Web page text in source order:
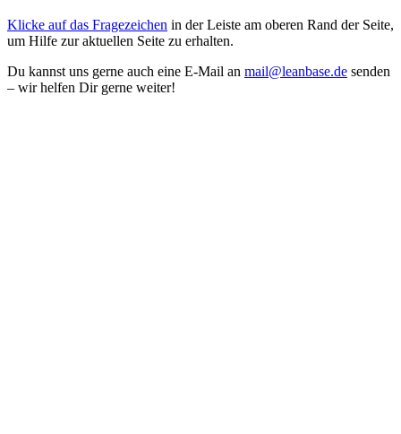
Klicke auf das Fragezeichen in der Leiste am oberen Rand der Seite,
um Hilfe zur aktuellen Seite zu erhalten.
Du kannst uns gerne auch eine E-Mail an mail@leanbase.de senden
– wir helfen Dir gerne weiter!